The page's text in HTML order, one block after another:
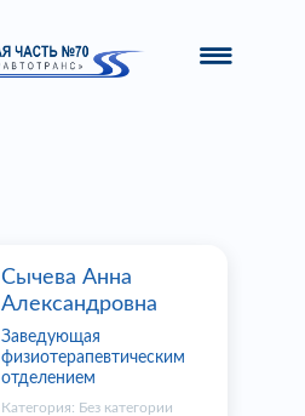
Сычева Анна
Александровна
Заведующая
физиотерапевтическим
отделением
Категория: Без категории